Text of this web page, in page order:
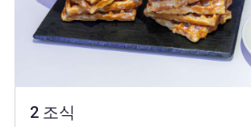
2 조식